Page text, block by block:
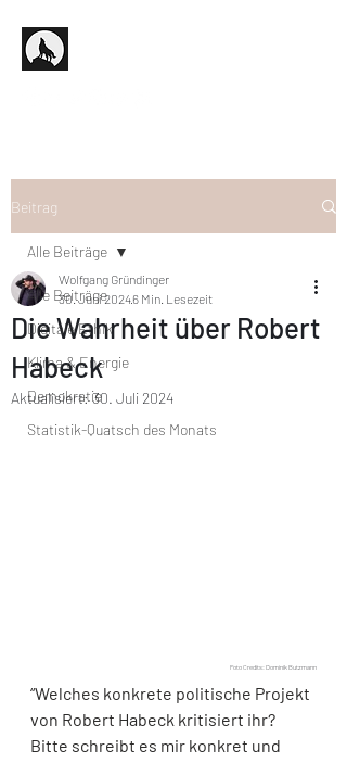
Beitrag
Alle Beiträge
Digitale Ethik
Klima & Energie
Demokratie
Statistik-Quatsch des Monats
Alle Beiträge
Die Wahrheit über Robert
Habeck
Wolfgang Gründinger
30. Juni 20246 Min. Lesezeit
Aktualisiert:30. Juli 2024
Foto Credits: Dominik Butzmann
“Welches konkrete politische Projekt
von Robert Habeck kritisiert ihr?
Bitte schreibt es mir konkret und